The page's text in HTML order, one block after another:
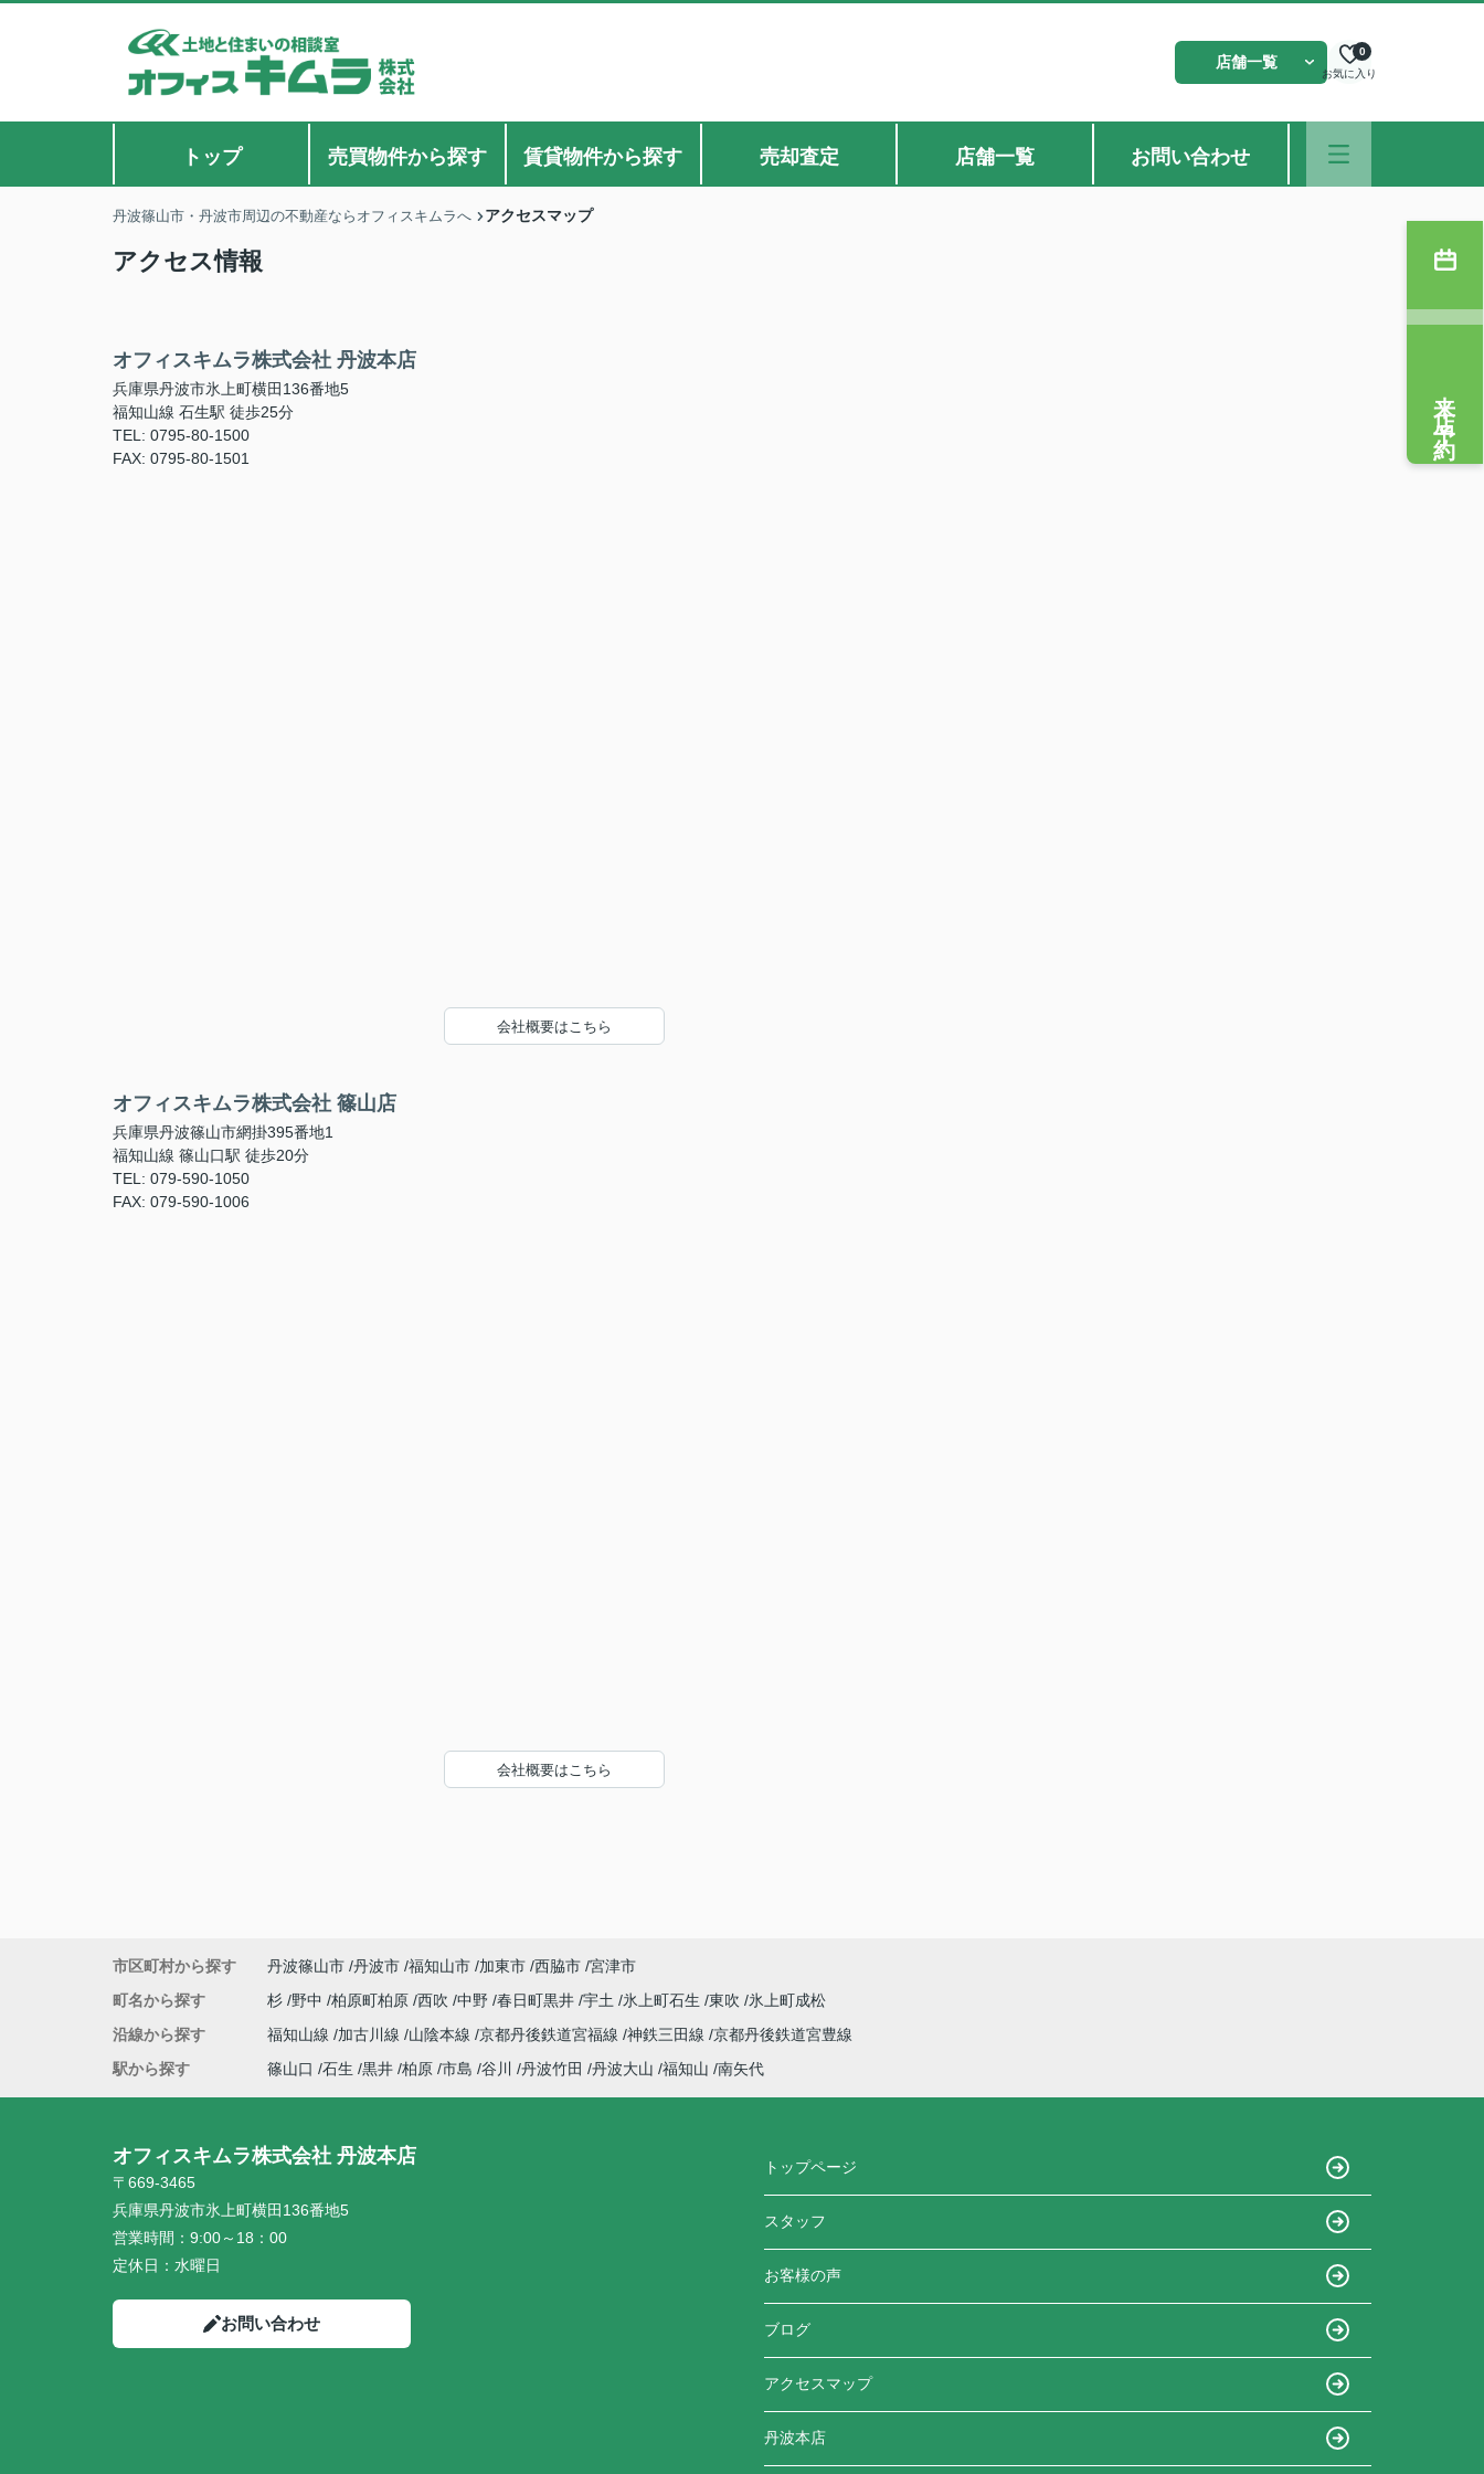
店舗一覧
お気に入り
0
トップ 売買物件から探す 賃貸物件から探す 売却査定 店舗一覧 お問い合わせ
丹波篠山市・丹波市周辺の不動産ならオフィスキムラへ アクセスマップ
アクセス情報
オフィスキムラ株式会社 丹波本店
兵庫県丹波市氷上町横田136番地5
福知山線 石生駅 徒歩25分
TEL: 0795-80-1500
FAX: 0795-80-1501
会社概要はこちら
オフィスキムラ株式会社 篠山店
兵庫県丹波篠山市網掛395番地1
福知山線 篠山口駅 徒歩20分
TEL: 079-590-1050
FAX: 079-590-1006
会社概要はこちら
来店予約
市区町村から探す 丹波篠山市 丹波市 福知山市 加東市 西脇市 宮津市
町名から探す
杉 野中 柏原町柏原 西吹 中野 春日町黒井 宇土 氷上町石生 東吹
氷上町成松
沿線から探す
福知山線 加古川線 山陰本線 京都丹後鉄道宮福線 神鉄三田線 京都丹後鉄道宮豊線
駅から探す
篠山口 石生 黒井 柏原 市島 谷川 丹波竹田 丹波大山 福知山 南矢代
オフィスキムラ株式会社 丹波本店
〒669-3465
兵庫県丹波市氷上町横田136番地5
営業時間： 9:00～18：00
定休日： 水曜日
お問い合わせ
トップページ
スタッフ
お客様の声
ブログ
アクセスマップ
丹波本店